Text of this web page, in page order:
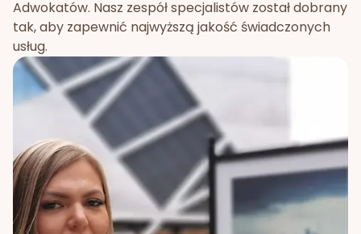
Adwokatów. Nasz zespół specjalistów został dobrany
tak, aby zapewnić najwyższą jakość świadczonych
usług.